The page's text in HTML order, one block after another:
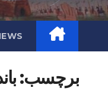
برچسب: